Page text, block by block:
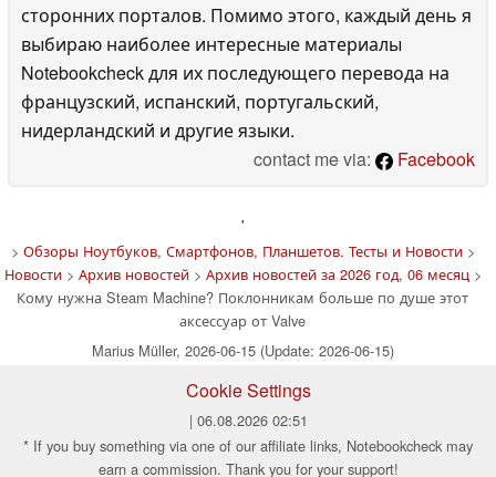
сторонних порталов. Помимо этого, каждый день я
выбираю наиболее интересные материалы
Notebookcheck для их последующего перевода на
французский, испанский, португальский,
нидерландский и другие языки.
contact me via:
Facebook
'
> Обзоры Ноутбуков, Смартфонов, Планшетов. Тесты и Новости>
Новости> Архив новостей> Архив новостей за 2026 год, 06 месяц>
Кому нужна Steam Machine? Поклонникам больше по душе этот
аксессуар от Valve
Marius Müller, 2026-06-15 (Update: 2026-06-15)
Cookie Settings
| 06.08.2026 02:51
* If you buy something via one of our affiliate links, Notebookcheck may
earn a commission. Thank you for your support!